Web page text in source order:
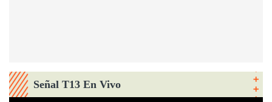
Señal T13 En Vivo